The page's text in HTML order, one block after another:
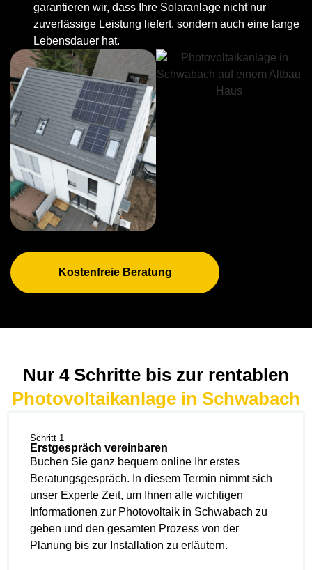
garantieren wir, dass Ihre Solaranlage nicht nur
zuverlässige Leistung liefert, sondern auch eine lange
Lebensdauer hat.
Kostenfreie Beratung
Nur 4 Schritte bis zur rentablen
Photovoltaikanlage in Schwabach
Schritt 1
Erstgespräch vereinbaren
Buchen Sie ganz bequem online Ihr erstes
Beratungsgespräch. In diesem Termin nimmt sich
unser Experte Zeit, um Ihnen alle wichtigen
Informationen zur Photovoltaik in Schwabach zu
geben und den gesamten Prozess von der
Planung bis zur Installation zu erläutern.